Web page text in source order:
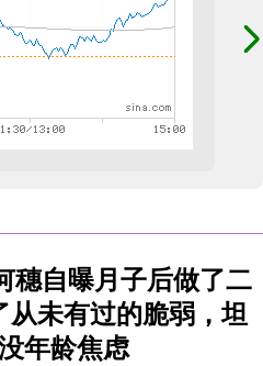
穗自曝月子后做了二
未有过的脆弱，坦
年龄焦虑